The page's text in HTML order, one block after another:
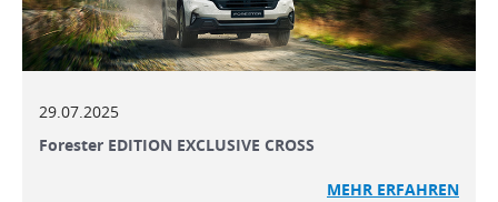
29.07.2025
Forester EDITION EXCLUSIVE CROSS
MEHR ERFAHREN